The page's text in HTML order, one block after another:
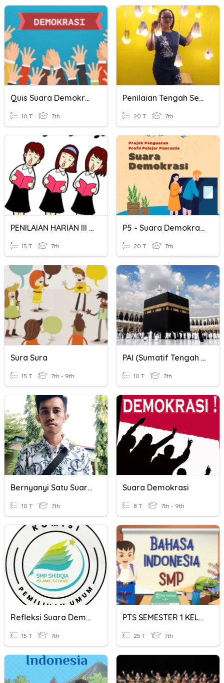
Quis Suara Demokrasi
10 T 7th
Penilaian Tengah Semester
20 T 7th
PENILAIAN HARIAN III - BERNYANYI SATU SUARA (UNISONO)
15 T 7th
P5 - Suara Demokrasi
20 T 7th
Sura Sura
15 T 7th - 9th
PAI (Sumatif Tengah Semester Ganjil)
10 T 7th
Bernyanyi Satu Suara Dan Banyak Suara
10 T 7th
Suara Demokrasi
8 T 7th - 9th
Refleksi Suara Demokrasi
15 T 7th
PTS SEMESTER 1 KELAS 7 TP : 20232024
25 T 7th